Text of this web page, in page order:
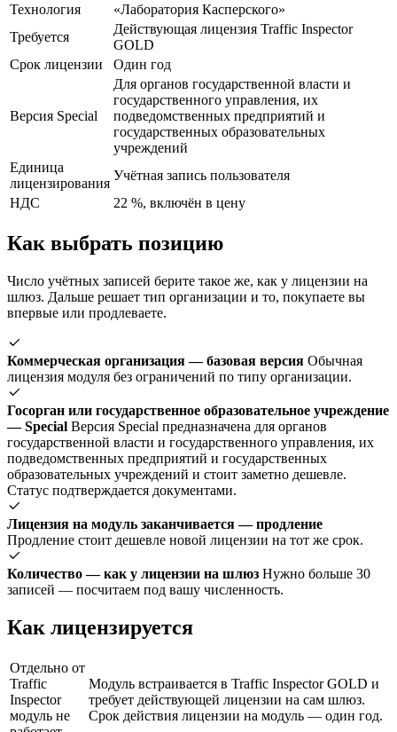
Технология
«Лаборатория Касперского»
Требуется
Действующая лицензия Traffic Inspector
GOLD
Срок лицензии
Один год
Версия Special
Для органов государственной власти и
государственного управления, их
подведомственных предприятий и
государственных образовательных
учреждений
Единица
лицензирования
Учётная запись пользователя
НДС
22 %, включён в цену
Как выбрать позицию
Число учётных записей берите такое же, как у лицензии на
шлюз. Дальше решает тип организации и то, покупаете вы
впервые или продлеваете.
Коммерческая организация — базовая версия Обычная
лицензия модуля без ограничений по типу организации.
Госорган или государственное образовательное учреждение
— Special Версия Special предназначена для органов
государственной власти и государственного управления, их
подведомственных предприятий и государственных
образовательных учреждений и стоит заметно дешевле.
Статус подтверждается документами.
Лицензия на модуль заканчивается — продление
Продление стоит дешевле новой лицензии на тот же срок.
Количество — как у лицензии на шлюз Нужно больше 30
записей — посчитаем под вашу численность.
Как лицензируется
Отдельно от
Traffic
Inspector
модуль не
Модуль встраивается в Traffic Inspector GOLD и
требует действующей лицензии на сам шлюз.
Срок действия лицензии на модуль — один год.